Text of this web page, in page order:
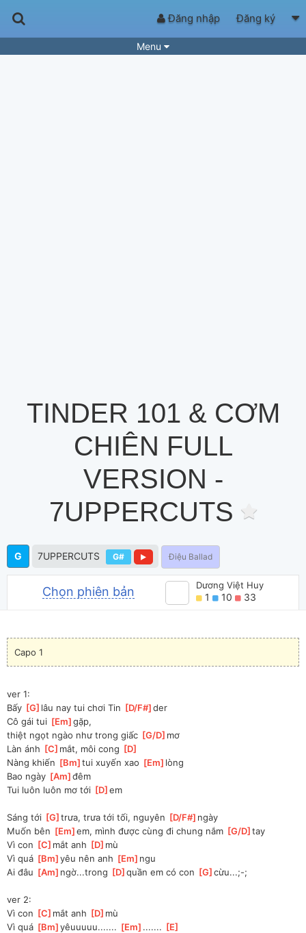
Đăng nhập Đăng ký
Menu
TINDER 101 & CƠM
CHIÊN FULL
VERSION -
7UPPERCUTS
G 7UPPERCUTS G# Điệu Ballad
Chọn phiên bản Dương Việt Huy
1 10 33
Capo 1
ver 1:
Bấy [G ]lâu nay tui chơi Tin [D/F# ]
der
Cô gái tui [Em ]
gặp,
thiệt ngọt ngào như trong giấc [G/D ]mơ
Làn ánh [C ]mắt, môi cong [D
Nàng khiến [Bm ]tui xuyến xao [Em ]lòng
Bao ngày [Am ]
đêm
Tui luôn luôn mơ tới [D ]
em
Sáng tới [G ]trưa, trưa tới tối, nguyên [D/F# ]ngày
Muốn bên [Em ]
em, mình được cùng đi chung nắm [G/D ]tay
Vì con [C ]mắt anh [D ]mù
Vì quá [Bm ]
yêu nên anh [Em ]ngu
Ai đâu [Am ]ngờ...trong [D ]
quần em có con [G ]
cừu...;-;
ver 2:
Vì con [C ]mắt anh [D ]mù
Vì quá [Bm ]
yêuuuuu....... [Em ]....... [E